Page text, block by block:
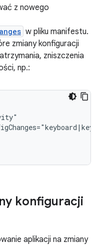
z nowego
w pliku manifestu.
zmiany konfiguracji
zniszczenia
np.:
konfiguracji
aplikacji na zmiany